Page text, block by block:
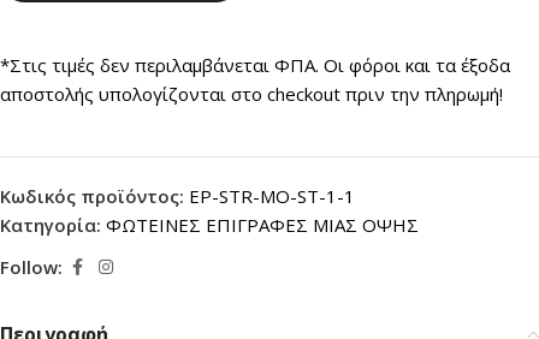
*Στις τιμές δεν περιλαμβάνεται ΦΠΑ. Οι φόροι και τα έξοδα
αποστολής υπολογίζονται στο checkout πριν την πληρωμή!
Κωδικός προϊόντος: EP-STR-MO-ST-1-1
Κατηγορία: ΦΩΤΕΙΝΕΣ ΕΠΙΓΡΑΦΕΣ ΜΙΑΣ ΟΨΗΣ
Follow: